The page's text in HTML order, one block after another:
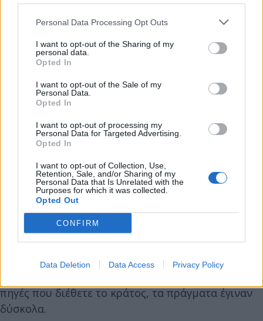
Personal Data Processing Opt Outs
I want to opt-out of the Sharing of my
personal data.
Opted In
I want to opt-out of the Sale of my
Personal Data.
Opted In
I want to opt-out of processing my
Personal Data for Targeted Advertising.
Opted In
I want to opt-out of Collection, Use,
Retention, Sale, and/or Sharing of my
Personal Data that Is Unrelated with the
Purposes for which it was collected.
Opted Out
CONFIRM
Data Deletion Data Access Privacy Policy
Σ' αυτό, μεγάλο ρόλο "έπαιξε" η πολιτική που
εξασκήθηκε από την κυβέρνηση ΣΥΡΙΖΑ-ΑΝΕΛ, η
οποία ήταν αποσπασματική, άνιση, ανορθολογική
και, επικοινωνιακώς, "ολέθρια". Ένα αποτέλεσμά
της δε ήταν και η ενίσχυση της Ελληνικής
ακροδεξιάς- άλλο αν η τελευταία αυτή, αργότερα,
κατέρρευσε, ουσιαστικώς.
Πολιτισμική "καθίζηση'- Επικράτηση των ενστίκτων και
των νευρολογικών αναγκών
Με δεδομένο το γεγονός πως η πλειοψηφία του
πληθυσμού των Ελλήνων έχει υποστεί μια αρκετά
σημαντική πτώση ως προς το βιοτικό της επίπεδο,
επόμενο είναι πως ένας από τους πρώτους
"χαμένους" είναι ο Πολιτισμός. Από τη στιγμή,
πηγές που διέθετε το κράτος, τα πράγματα έγιναν
δύσκολα.